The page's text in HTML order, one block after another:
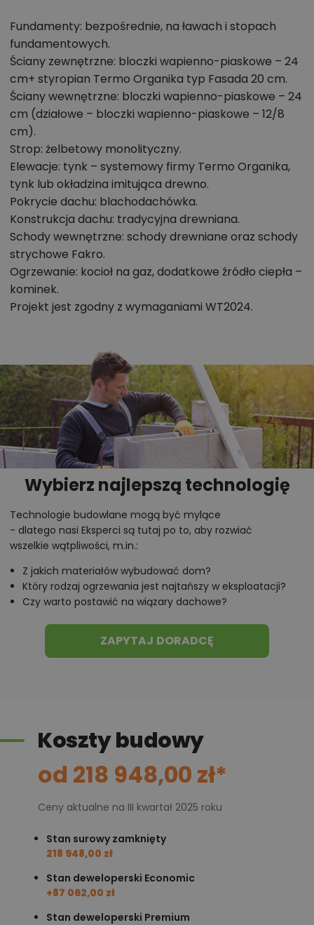
Fundamenty: bezpośrednie, na ławach i stopach
fundamentowych.
Ściany zewnętrzne: bloczki wapienno-piaskowe – 24
cm+ styropian Termo Organika typ Fasada 20 cm.
Ściany wewnętrzne: bloczki wapienno-piaskowe – 24
cm (działowe – bloczki wapienno-piaskowe – 12/8
cm).
Strop: żelbetowy monolityczny.
Elewacje: tynk – systemowy firmy Termo Organika,
tynk lub okładzina imitująca drewno.
Pokrycie dachu: blachodachówka.
Konstrukcja dachu: tradycyjna drewniana.
Schody wewnętrzne: schody drewniane oraz schody
strychowe Fakro.
Ogrzewanie: kocioł na gaz, dodatkowe źródło ciepła –
kominek.
Projekt jest zgodny z wymaganiami WT2024.
Wybierz najlepszą technologię
Technologie budowlane mogą być mylące
- dlatego nasi Eksperci są tutaj po to, aby rozwiać
wszelkie wątpliwości, m.in.:
Z jakich materiałów wybudować dom?
Który rodzaj ogrzewania jest najtańszy w eksploatacji?
Czy warto postawić na wiązary dachowe?
ZAPYTAJ DORADCĘ
Koszty budowy
od 218 948,00 zł*
Ceny aktualne na III kwartał 2025 roku
Stan surowy zamknięty
218 948,00 zł
Stan deweloperski Economic
+87 062,00 zł
Stan deweloperski Premium